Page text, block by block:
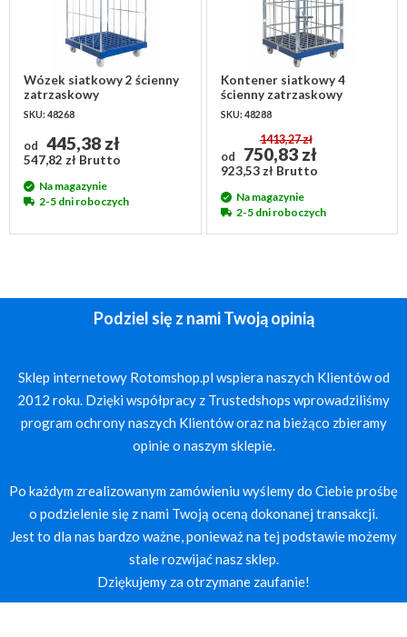
Wózek siatkowy 2 ścienny
zatrzaskowy
810x720x1620 mm
SKU: 48268
od 445,38 zł
547,82 zł Brutto
Na magazynie
2-5 dni roboczych
Kontener siatkowy 4
ścienny zatrzaskowy
810x720x1620mm koła fi
108 mm
SKU: 48288
od
1413,27 zł
750,83 zł
923,53 zł Brutto
Na magazynie
2-5 dni roboczych
Podziel się z nami Twoją opinią
Sklep internetowy Rotomshop.pl wspiera naszych Klientów od
2012 roku. Dzięki współpracy z Trustedshops wprowadziliśmy
program ochrony naszych Klientów oraz na bieżąco zbieramy
opinie o naszym sklepie.
Po każdym zrealizowanym zamówieniu wyślemy do Ciebie prośbę
o podzielenie się z nami Twoją oceną dokonanej transakcji.
Jest to dla nas bardzo ważne, ponieważ na tej podstawie możemy
stale rozwijać nasz sklep.
Dziękujemy za otrzymane zaufanie!